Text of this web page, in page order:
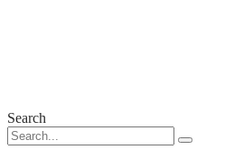
Search